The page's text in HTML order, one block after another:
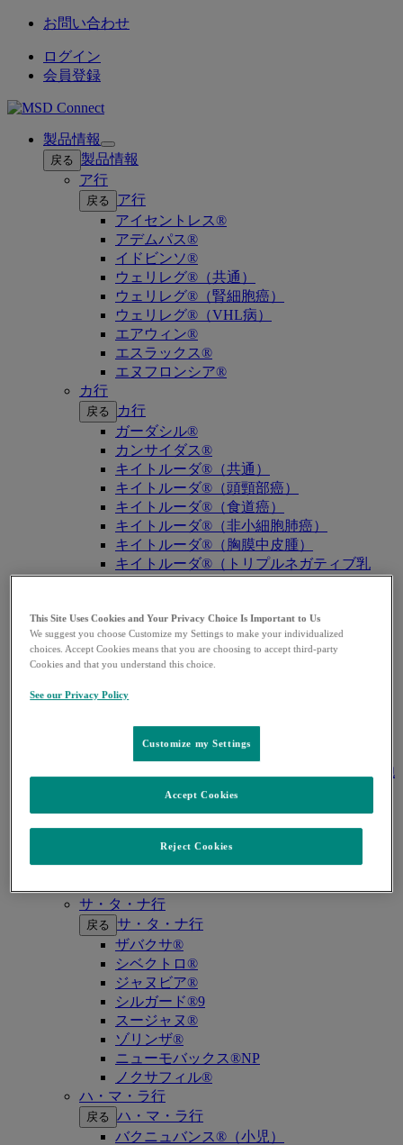
お問い合わせ
ログイン
会員登録
製品情報
Open
submenu
戻る 製品情報
ア行
戻る
ア行
アイセントレス®
アデムパス®
イドビンソ®
ウェリレグ®（共通）
ウェリレグ®（腎細胞癌）
ウェリレグ®（VHL病）
エアウィン®
エスラックス®
エヌフロンシア®
カ行
戻る
カ行
ガーダシル®
カンサイダス®
キイトルーダ®（共通）
キイトルーダ®（頭頸部癌）
キイトルーダ®（食道癌）
キイトルーダ®（非小細胞肺癌）
キイトルーダ®（胸膜中皮腫）
キイトルーダ®（トリプルネガティブ乳
癌）
キイトルーダ®（胆道癌）
キイトルーダ®（腎細胞癌）
キイトルーダ®（尿路上皮癌）
キイトルーダ®（子宮頸癌）
キイトルーダ®（原発性縦隔大細胞型B細胞
リンパ腫（PMBCL））
キイトルーダ®（MSI-High結腸・直腸癌）
キイトルーダ®（TMB-High固形癌）
キャップバックス®
サ・タ・ナ行
戻る サ・タ・ナ行
ザバクサ®
シベクトロ®
ジャヌビア®
シルガード®9
スージャヌ®
ゾリンザ®
ニューモバックス®NP
ノクサフィル®
ハ・マ・ラ行
戻る ハ・マ・ラ行
バクニュバンス®（小児）
This Site Uses Cookies and Your Privacy Choice Is Important to Us
We suggest you choose Customize my Settings to make your individualized
choices. Accept Cookies means that you are choosing to accept third-party
Cookies and that you understand this choice.
See our Privacy Policy
Customize my Settings
Reject Cookies
Accept Cookies